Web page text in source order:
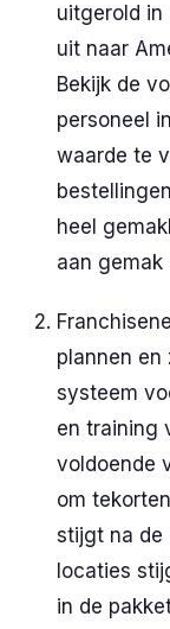
uitgerold in
uit naar
Bekijk de
personeel
waarde te
heel
aan gemak
plannen
systeem
en training
voldoende
om
stijgt na de
locaties
in de